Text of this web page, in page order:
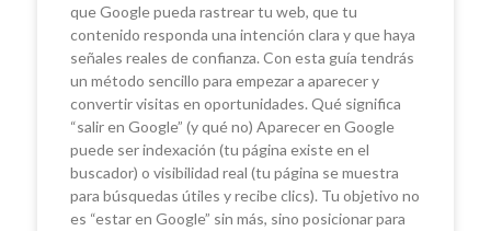
que Google pueda rastrear tu web, que tu
contenido responda una intención clara y que haya
señales reales de confianza. Con esta guía tendrás
un método sencillo para empezar a aparecer y
convertir visitas en oportunidades. Qué significa
“salir en Google” (y qué no) Aparecer en Google
puede ser indexación (tu página existe en el
buscador) o visibilidad real (tu página se muestra
para búsquedas útiles y recibe clics). Tu objetivo no
es “estar en Google” sin más, sino posicionar para